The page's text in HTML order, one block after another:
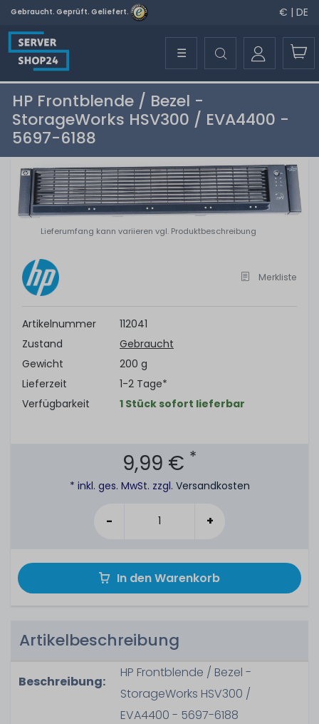
Gebraucht. Geprüft. Geliefert. € | DE
☰
HP Frontblende / Bezel -
StorageWorks HSV300 / EVA4400 -
5697-6188
Lieferumfang kann variieren vgl. Produktbeschreibung
Merkliste
Artikelnummer
112041
Zustand
Gebraucht
Gewicht
200 g
Lieferzeit
1-2 Tage*
Verfügbarkeit
1 Stück sofort lieferbar
9,99 € *
* inkl. ges. MwSt. zzgl. Versandkosten
- +
In den Warenkorb
Artikelbeschreibung
Beschreibung:
HP Frontblende / Bezel -
StorageWorks HSV300 /
EVA4400 - 5697-6188